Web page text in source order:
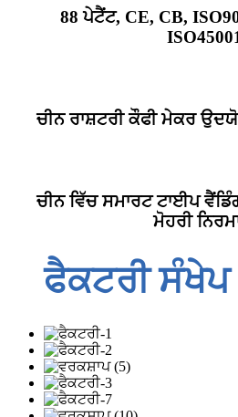
88 ਪੇਟੈਂਟ, CE, CB,
ਚੀਨ ਰਾਸ਼ਟਰੀ ਕੌਫੀ ਮੇਕਰ
ਚੀਨ ਵਿੱਚ ਸਮਾਰਟ ਟਾਈਪ
ਮੋਹਰੀ
ਫੈਕਟਰੀ ਸੰਖੇਪ